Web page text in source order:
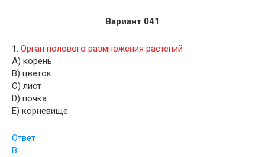
Вариант 041
1. Орган полового размножения растений
A) корень
B) цветок
C) лист
D) почка
E) корневище
Ответ
B